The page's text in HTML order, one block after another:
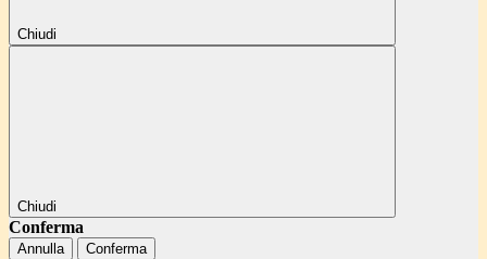
Chiudi
Chiudi
Conferma
Annulla Conferma